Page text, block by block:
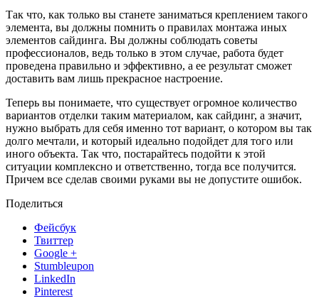
Так что, как только вы станете заниматься креплением такого
элемента, вы должны помнить о правилах монтажа иных
элементов сайдинга. Вы должны соблюдать советы
профессионалов, ведь только в этом случае, работа будет
проведена правильно и эффективно, а ее результат сможет
доставить вам лишь прекрасное настроение.
Теперь вы понимаете, что существует огромное количество
вариантов отделки таким материалом, как сайдинг, а значит,
нужно выбрать для себя именно тот вариант, о котором вы так
долго мечтали, и который идеально подойдет для того или
иного объекта. Так что, постарайтесь подойти к этой
ситуации комплексно и ответственно, тогда все получится.
Причем все сделав своими руками вы не допустите ошибок.
Поделиться
Фейсбук
Твиттер
Google +
Stumbleupon
LinkedIn
Pinterest